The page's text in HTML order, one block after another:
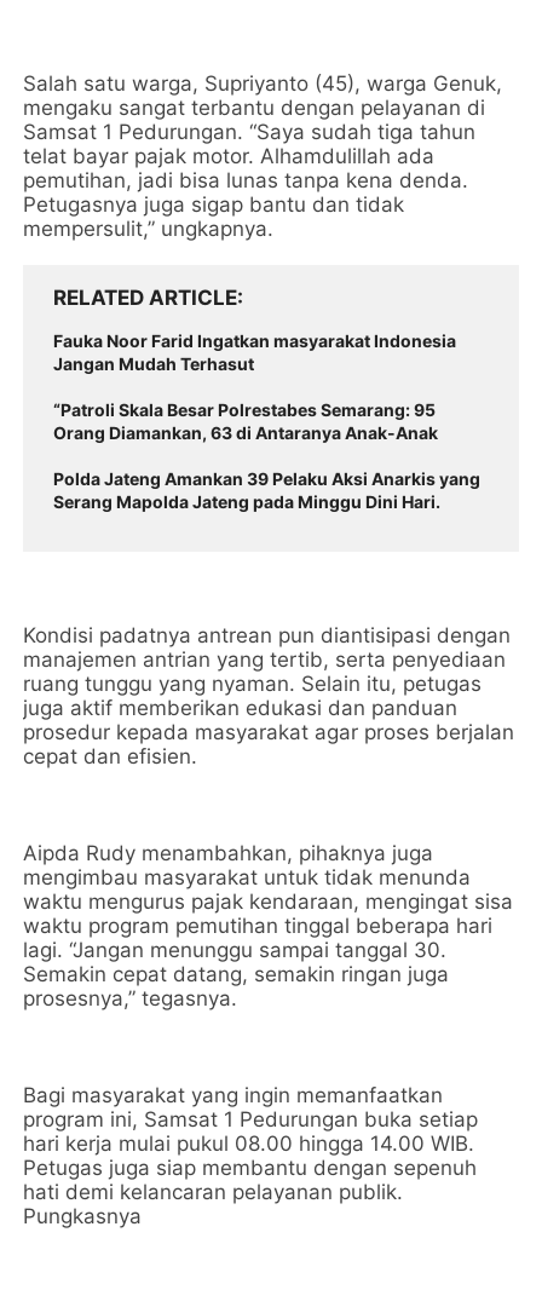
Salah satu warga, Supriyanto (45), warga Genuk,
mengaku sangat terbantu dengan pelayanan di
Samsat 1 Pedurungan. “Saya sudah tiga tahun
telat bayar pajak motor. Alhamdulillah ada
pemutihan, jadi bisa lunas tanpa kena denda.
Petugasnya juga sigap bantu dan tidak
mempersulit,” ungkapnya.
RELATED ARTICLE
Fauka Noor Farid Ingatkan masyarakat Indonesia
Jangan Mudah Terhasut
“Patroli Skala Besar Polrestabes Semarang: 95
Orang Diamankan, 63 di Antaranya Anak-Anak
Polda Jateng Amankan 39 Pelaku Aksi Anarkis yang
Serang Mapolda Jateng pada Minggu Dini Hari.
Kondisi padatnya antrean pun diantisipasi dengan
manajemen antrian yang tertib, serta penyediaan
ruang tunggu yang nyaman. Selain itu, petugas
juga aktif memberikan edukasi dan panduan
prosedur kepada masyarakat agar proses berjalan
cepat dan efisien.
Aipda Rudy menambahkan, pihaknya juga
mengimbau masyarakat untuk tidak menunda
waktu mengurus pajak kendaraan, mengingat sisa
waktu program pemutihan tinggal beberapa hari
lagi. “Jangan menunggu sampai tanggal 30.
Semakin cepat datang, semakin ringan juga
prosesnya,” tegasnya.
Bagi masyarakat yang ingin memanfaatkan
program ini, Samsat 1 Pedurungan buka setiap
hari kerja mulai pukul 08.00 hingga 14.00 WIB.
Petugas juga siap membantu dengan sepenuh
hati demi kelancaran pelayanan publik.
Pungkasnya